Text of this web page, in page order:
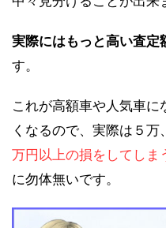
実際にはもっと高い査定
す。
これが高額車や人気車に
くなるので、実際は５万
万円以上の損をしてしま
に勿体無いです。